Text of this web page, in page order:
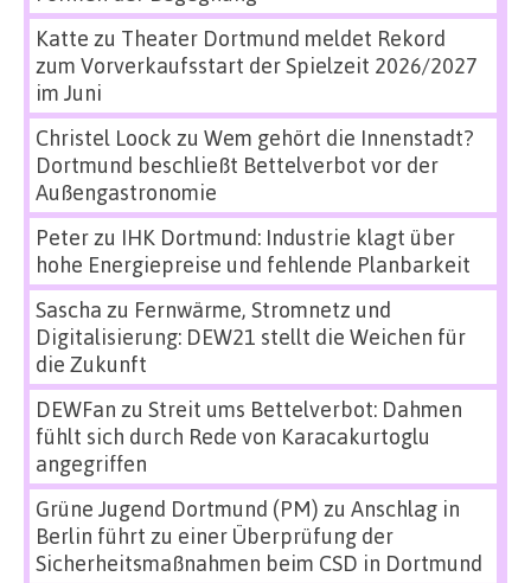
Katte zu Theater Dortmund meldet Rekord
zum Vorverkaufsstart der Spielzeit 2026/2027
im Juni
Christel Loock zu Wem gehört die Innenstadt?
Dortmund beschließt Bettelverbot vor der
Außengastronomie
Peterzu IHK Dortmund: Industrie klagt über
hohe Energiepreise und fehlende Planbarkeit
Sascha zu Fernwärme, Stromnetz und
Digitalisierung: DEW21 stellt die Weichen für
die Zukunft
DEWFan zu Streit ums Bettelverbot: Dahmen
fühlt sich durch Rede von Karacakurtoglu
angegriffen
Grüne Jugend Dortmund (PM) zu Anschlag in
Berlin führt zu einer Überprüfung der
Sicherheitsmaßnahmen beim CSD in Dortmund